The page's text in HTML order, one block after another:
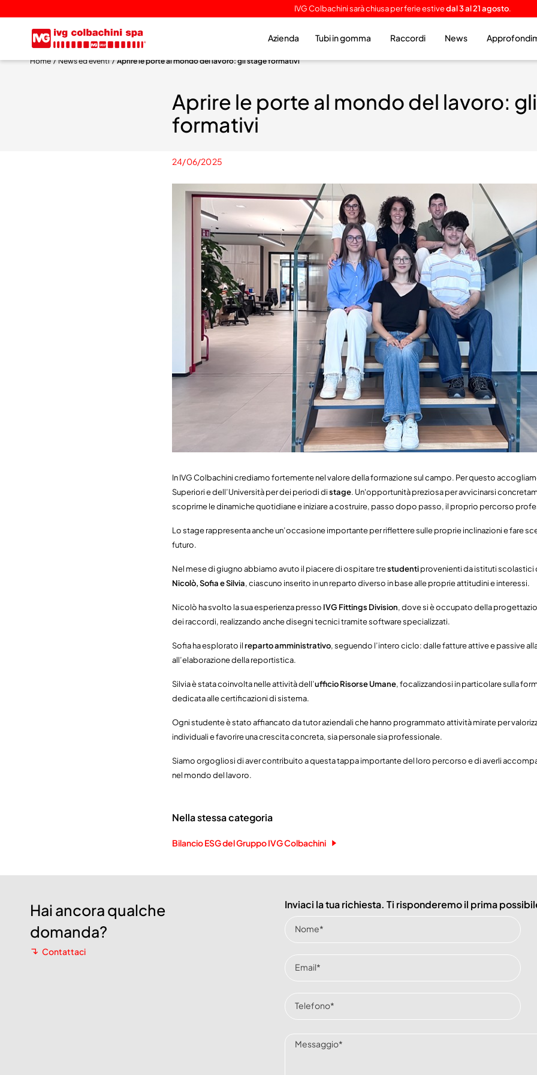
IVG Colbachini sarà chiusa per ferie estivedal 3 al 21 agosto.
Azienda Tubi in gomma Raccordi News
Home News ed eventi Aprire le porte al mondo del lavoro: gli stage formativi
Aprire le porte al mondo del lavoro:
formativi
24/06/2025
In IVG Colbachini crediamo fortemente nel valore della formazione sul campo. Per questo
Superiori e dell’Università per dei periodi distage. Un'opportunità preziosa per avvicinarsi
scoprirne le dinamiche quotidiane e iniziare a costruire, passo dopo passo, il proprio percorso
Lo stage rappresenta anche un’occasione importante per riflettere sulle proprie inclinazioni e fare
futuro.
Nel mese di giugno abbiamo avuto il piacere di ospitare trestudentiprovenienti da istituti
Nicolò, Sofia e Silvia, ciascuno inserito in un reparto diverso in base alle proprie attitudini e interessi.
Nicolò ha svolto la sua esperienza presso IVG Fittings Division, dove si è occupato della
dei raccordi, realizzando anche disegni tecnici tramite software specializzati.
Sofia ha esplorato ilreparto amministrativo, seguendo l’intero ciclo: dalle fatture attive e passive
all’elaborazione della reportistica.
Silvia è stata coinvolta nelle attività dell’ufficio Risorse Umane, focalizzandosi in particolare sulla
dedicata alle certificazioni di sistema.
Ogni studente è stato affiancato da tutor aziendali che hanno programmato attività mirate per
individuali e favorire una crescita concreta, sia personale sia professionale.
Siamo orgogliosi di aver contribuito a questa tappa importante del loro percorso e di averli
nel mondo del lavoro.
Nella stessa categoria
Bilancio ESG del Gruppo IVG Colbachini
Hai ancora qualche
domanda?
Contattaci
Inviaci la tua richiesta. Ti risponderemo il prima